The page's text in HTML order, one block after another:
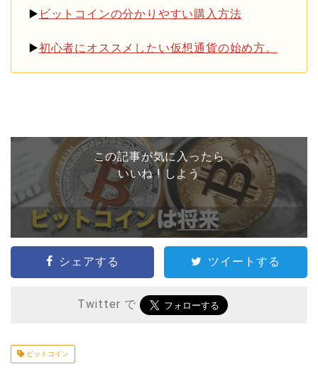
▶️ ビットコインの分かりやすい購入方法
▶️初心者にオススメしたい仮想通貨の始め方。
この記事が気に入ったら
いいね ! しよう
シェアする ツイートする
Twitter で
ビットコイン